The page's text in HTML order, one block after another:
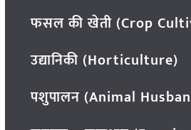
फसल की खेती (Crop
उद्यानिकी (Horticulture)
पशुपालन (Animal